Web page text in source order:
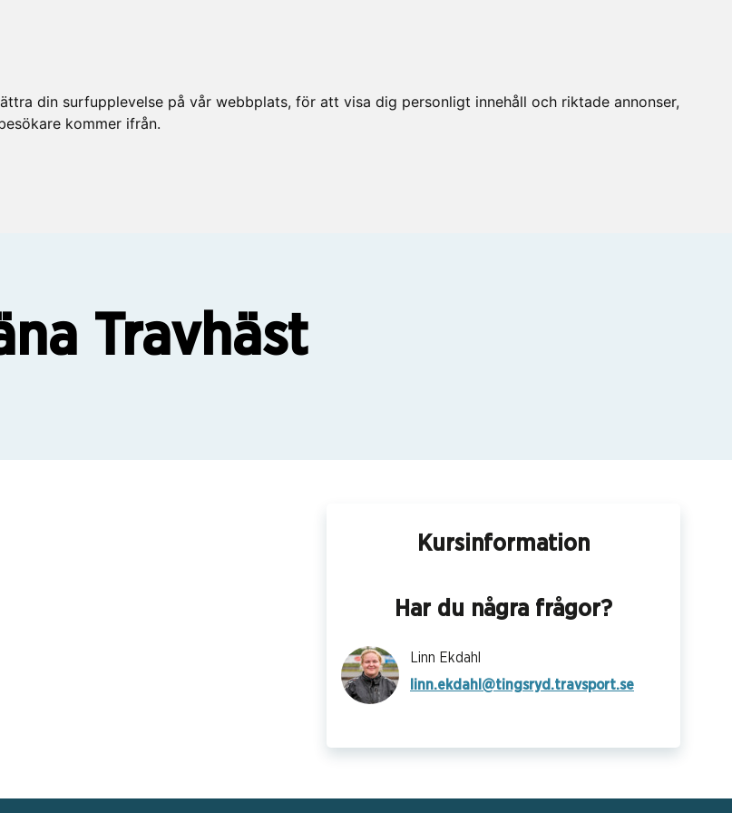
din surfupplevelse på vår webbplats, för att visa dig personligt innehåll och riktade annonser,
kommer ifrån.
Travhäst
Kursinformation
Har du några frågor?
Linn Ekdahl
linn.ekdahl@tingsryd.travsport.se